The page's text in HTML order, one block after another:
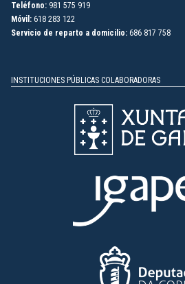
Teléfono: 981 575 919
Móvil: 618 283 122
Servicio de reparto a domicilio:686 817 758
INSTITUCIONES PÚBLICAS COLABORADORAS